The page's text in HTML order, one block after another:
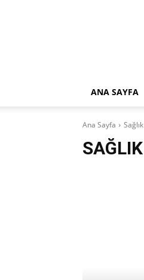
ANA SAYFA
Ana Sayfa Sağlık
SAĞLIK